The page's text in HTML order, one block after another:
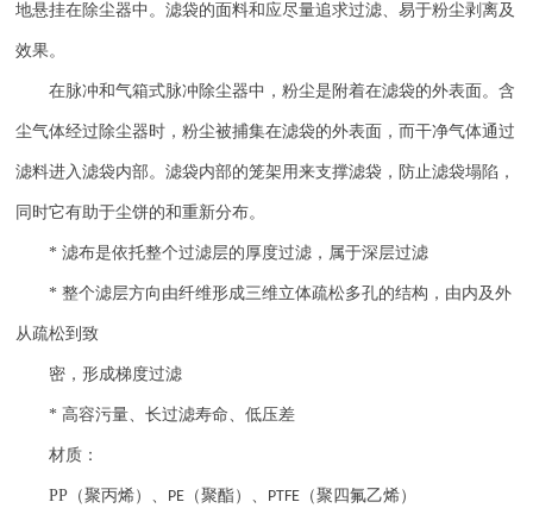
地悬挂在除尘器中。滤袋的面料和应尽量追求过滤、易于粉尘剥离及
效果。
在脉冲和气箱式脉冲除尘器中，粉尘是附着在滤袋的外表面。含
尘气体经过除尘器时，粉尘被捕集在滤袋的外表面，而干净气体通过
滤料进入滤袋内部。滤袋内部的笼架用来支撑滤袋，防止滤袋塌陷，
同时它有助于尘饼的和重新分布。
*滤布是依托整个过滤层的厚度过滤，属于深层过滤
*整个滤层方向由纤维形成三维立体疏松多孔的结构，由内及外
从疏松到致
密，形成梯度过滤
* 高容污量、长过滤寿命、低压差
材质：
PP （聚丙烯）、 PE （聚酯）、 PTFE （聚四氟乙烯）